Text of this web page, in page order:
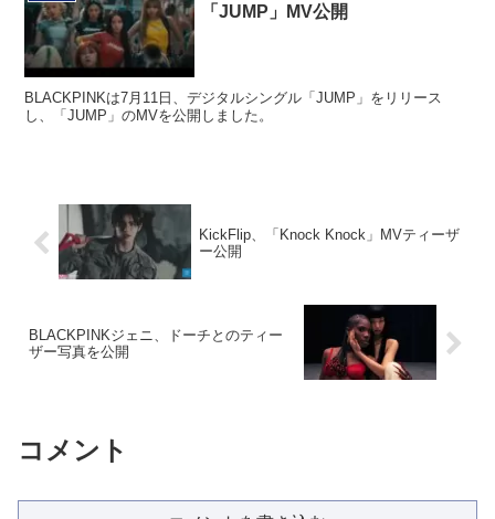
「JUMP」MV公開
BLACKPINKは7月11日、デジタルシングル「JUMP」をリリース
し、「JUMP」のMVを公開しました。
KickFlip、「Knock Knock」MVティーザ
ー公開
BLACKPINKジェニ、ドーチとのティー
ザー写真を公開
コメント